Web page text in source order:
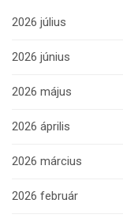
2026 július
2026 június
2026 május
2026 április
2026 március
2026 február